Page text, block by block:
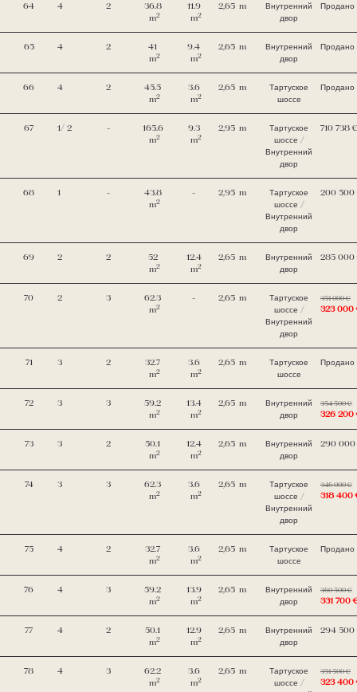
64 4 2
36.8
m2
11.9
m2
2,65 m
Внутренний
двор
Продано
65 4 2
41
m2
9.4
m2
2,65 m
Внутренний
двор
Продано
66 4 2
45.5
m2
3.6
m2
2,65 m
Тартуское
шоссе
Продано
67 1/ 2 -
165.6
m2
9.3
m2
2,95 m
Тартуское
шоссе /
Внутренний
двор
710 738 €
68 1 -
43.8
m2
- 2,95 m
Тартуское
шоссе /
Внутренний
двор
200 500
69 2 2
52
m2
12.4
m2
2,65 m
Внутренний
двор
285 000
70 2 3
62.3
m2
- 2,65 m
Тартуское
шоссе /
Внутренний
двор
351 000 €
323 000
71 3 2
32.7
m2
3.6
m2
2,65 m
Тартуское
шоссе
Продано
72 3 3
59.2
m2
13.4
m2
2,65 m
Внутренний
двор
354 500 €
326 200
73 3 2
50.1
m2
12.4
m2
2,65 m
Внутренний
двор
290 000
74 3 3
62.3
m2
3.6
m2
2,65 m
Тартуское
шоссе /
Внутренний
двор
346 000 €
318 400
75 4 2
32.7
m2
3.6
m2
2,65 m
Тартуское
шоссе
Продано
76 4 3
59.2
m2
13.9
m2
2,65 m
Внутренний
двор
360 500 €
331 700
77 4 2
50.1
m2
12.9
m2
2,65 m
Внутренний
двор
294 500
78 4 3
62.2
m2
3.6
m2
2,65 m
Тартуское
шоссе /
351 500 €
323 400